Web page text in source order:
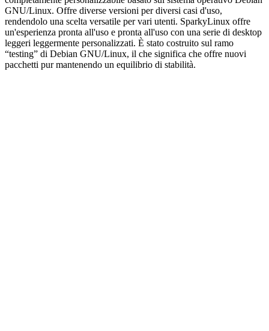
GNU/Linux. Offre diverse versioni per diversi casi d'uso,
rendendolo una scelta versatile per vari utenti. SparkyLinux offre
un'esperienza pronta all'uso e pronta all'uso con una serie di desktop
leggeri leggermente personalizzati. È stato costruito sul ramo
“testing” di Debian GNU/Linux, il che significa che offre nuovi
pacchetti pur mantenendo un equilibrio di stabilità.